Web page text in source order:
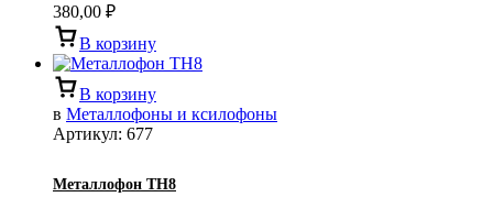
380,00 ₽
В корзину
В корзину
в Металлофоны и ксилофоны
Артикул: 677
Металлофон TH8